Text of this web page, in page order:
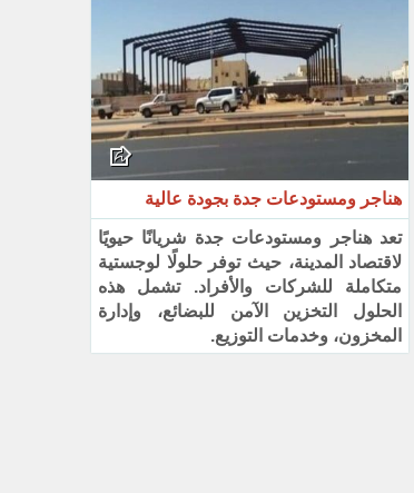
هناجر ومستودعات جدة بجودة عالية
تعد هناجر ومستودعات جدة شريانًا حيويًا
لاقتصاد المدينة، حيث توفر حلولًا لوجستية
متكاملة للشركات والأفراد. تشمل هذه
الحلول التخزين الآمن للبضائع، وإدارة
المخزون، وخدمات التوزيع.